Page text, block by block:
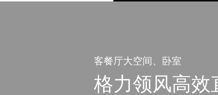
客餐厅大空间、卧室
格力领风高效